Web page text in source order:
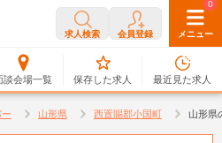
求人検索 会員登録 メニュー
談会場一覧
0
保存した求人
0
最近見た求人
山形県 西置賜郡小国町 山形県